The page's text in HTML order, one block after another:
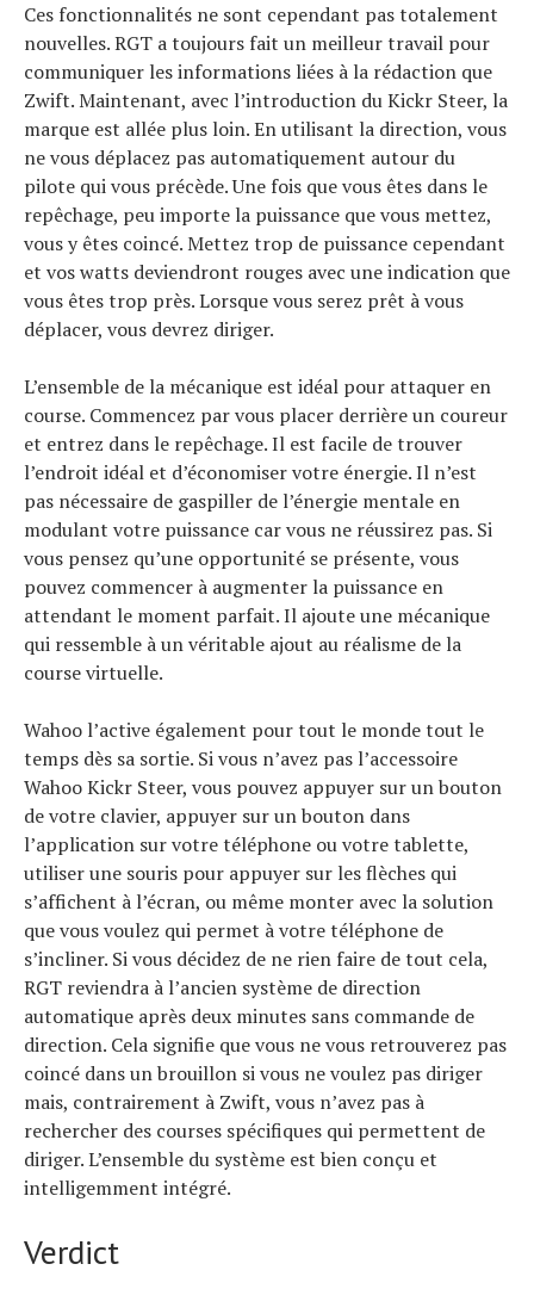
Ces fonctionnalités ne sont cependant pas totalement
nouvelles. RGT a toujours fait un meilleur travail pour
communiquer les informations liées à la rédaction que
Zwift. Maintenant, avec l’introduction du Kickr Steer, la
marque est allée plus loin. En utilisant la direction, vous
ne vous déplacez pas automatiquement autour du
pilote qui vous précède. Une fois que vous êtes dans le
repêchage, peu importe la puissance que vous mettez,
vous y êtes coincé. Mettez trop de puissance cependant
et vos watts deviendront rouges avec une indication que
vous êtes trop près. Lorsque vous serez prêt à vous
déplacer, vous devrez diriger.
L’ensemble de la mécanique est idéal pour attaquer en
course. Commencez par vous placer derrière un coureur
et entrez dans le repêchage. Il est facile de trouver
l’endroit idéal et d’économiser votre énergie. Il n’est
pas nécessaire de gaspiller de l’énergie mentale en
modulant votre puissance car vous ne réussirez pas. Si
vous pensez qu’une opportunité se présente, vous
pouvez commencer à augmenter la puissance en
attendant le moment parfait. Il ajoute une mécanique
qui ressemble à un véritable ajout au réalisme de la
course virtuelle.
Wahoo l’active également pour tout le monde tout le
temps dès sa sortie. Si vous n’avez pas l’accessoire
Wahoo Kickr Steer, vous pouvez appuyer sur un bouton
de votre clavier, appuyer sur un bouton dans
l’application sur votre téléphone ou votre tablette,
utiliser une souris pour appuyer sur les flèches qui
s’affichent à l’écran, ou même monter avec la solution
que vous voulez qui permet à votre téléphone de
s’incliner. Si vous décidez de ne rien faire de tout cela,
RGT reviendra à l’ancien système de direction
automatique après deux minutes sans commande de
direction. Cela signifie que vous ne vous retrouverez pas
coincé dans un brouillon si vous ne voulez pas diriger
mais, contrairement à Zwift, vous n’avez pas à
rechercher des courses spécifiques qui permettent de
diriger. L’ensemble du système est bien conçu et
intelligemment intégré.
Verdict